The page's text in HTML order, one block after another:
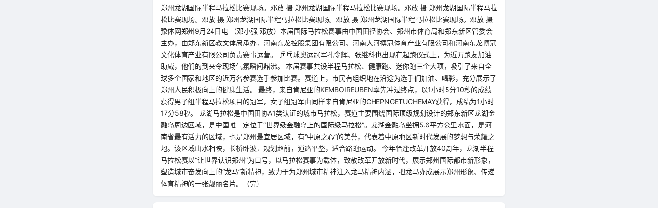
郑州龙湖国际半程马拉松比赛现场。邓放 摄 郑州龙湖国际半程马拉松比赛现场。邓放 摄 郑州龙湖国际半程马拉
松比赛现场。邓放 摄 郑州龙湖国际半程马拉松比赛现场。邓放 摄 郑州龙湖国际半程马拉松比赛现场。邓放 摄
豫体网郑州9月24日电 （邓小强 邓放）本届国际马拉松赛事由中国田径协会、郑州市体育局和郑东新区管委会
主办，由郑东新区教文体局承办，河南东龙控股集团有限公司、河南大河搏冠体育产业有限公司和河南东龙博冠
文化体育产业有限公司负责赛事运营。 乒乓球奥运冠军孔令辉、张继科也出现在起跑仪式上，为近万跑友加油
助威，他们的到来令现场气氛瞬间鼎沸。 本届赛事共设半程马拉松、健康跑、迷你跑三个大项，吸引了来自全
球多个国家和地区的近万名参赛选手参加比赛。赛道上，市民有组织地在沿途为选手们加油、喝彩，充分展示了
郑州人民积极向上的健康生活。 最终，来自肯尼亚的KEMBOIREUBEN率先冲过终点，以1小时5分10秒的成绩
获得男子组半程马拉松项目的冠军，女子组冠军由同样来自肯尼亚的CHEPNGETUCHEMAY获得，成绩为1小时
17分58秒。 龙湖马拉松是中国田协A1类认证的城市马拉松，赛道主要围绕国际顶级规划设计的郑东新区龙湖金
融岛周边区域，是中国唯一定位于“世界级金融岛上的国际级马拉松”。龙湖金融岛坐拥5.6平方公里水面，是河
南省最有活力的区域，也是郑州最宜居区域，有“中原之心”的美誉，代表着中原地区新时代发展的梦想与荣耀之
地。该区域山水相映，长桥卧波，规划超前，道路平整，适合路跑运动。 今年恰逢改革开放40周年，龙湖半程
马拉松赛以“让世界认识郑州”为口号，以马拉松赛事为载体，致敬改革开放新时代，展示郑州国际都市新形象，
塑造城市奋发向上的“龙马”新精神，致力于为郑州城市精神注入龙马精神内涵，把龙马办成展示郑州形象、传递
体育精神的一张靓丽名片。（完）